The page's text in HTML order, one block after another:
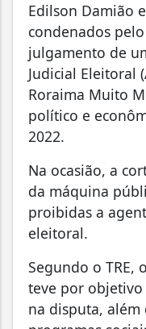
Edilson Damião
condenados
julgamento de
Judicial Eleitoral
Roraima Muito
político e
2022.
Na ocasião, a
da máquina
proibidas a
eleitoral.
Segundo o TRE,
teve por
na disputa,